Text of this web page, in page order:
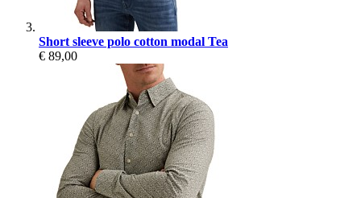
Short sleeve polo cotton modal Tea
€ 89,00